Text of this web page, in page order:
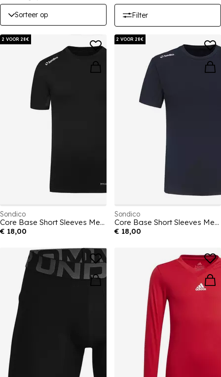
Sorteer op Filter
2 VOOR 28€
Sondico
Core Base Short Sleeves Mens
€ 18,00
2 VOOR 28€
Sondico
Core Base Short Sleeves Mens
€ 18,00